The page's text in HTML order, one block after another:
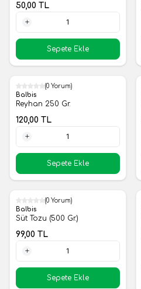
50,00 TL
Sepete Ekle
Yeni
(0 Yorum)
Balbis
Reyhan 250 Gr.
120,00 TL
Sepete Ekle
Yeni
(0 Yorum)
Balbis
Süt Tozu (500 Gr.)
99,00 TL
Sepete Ekle